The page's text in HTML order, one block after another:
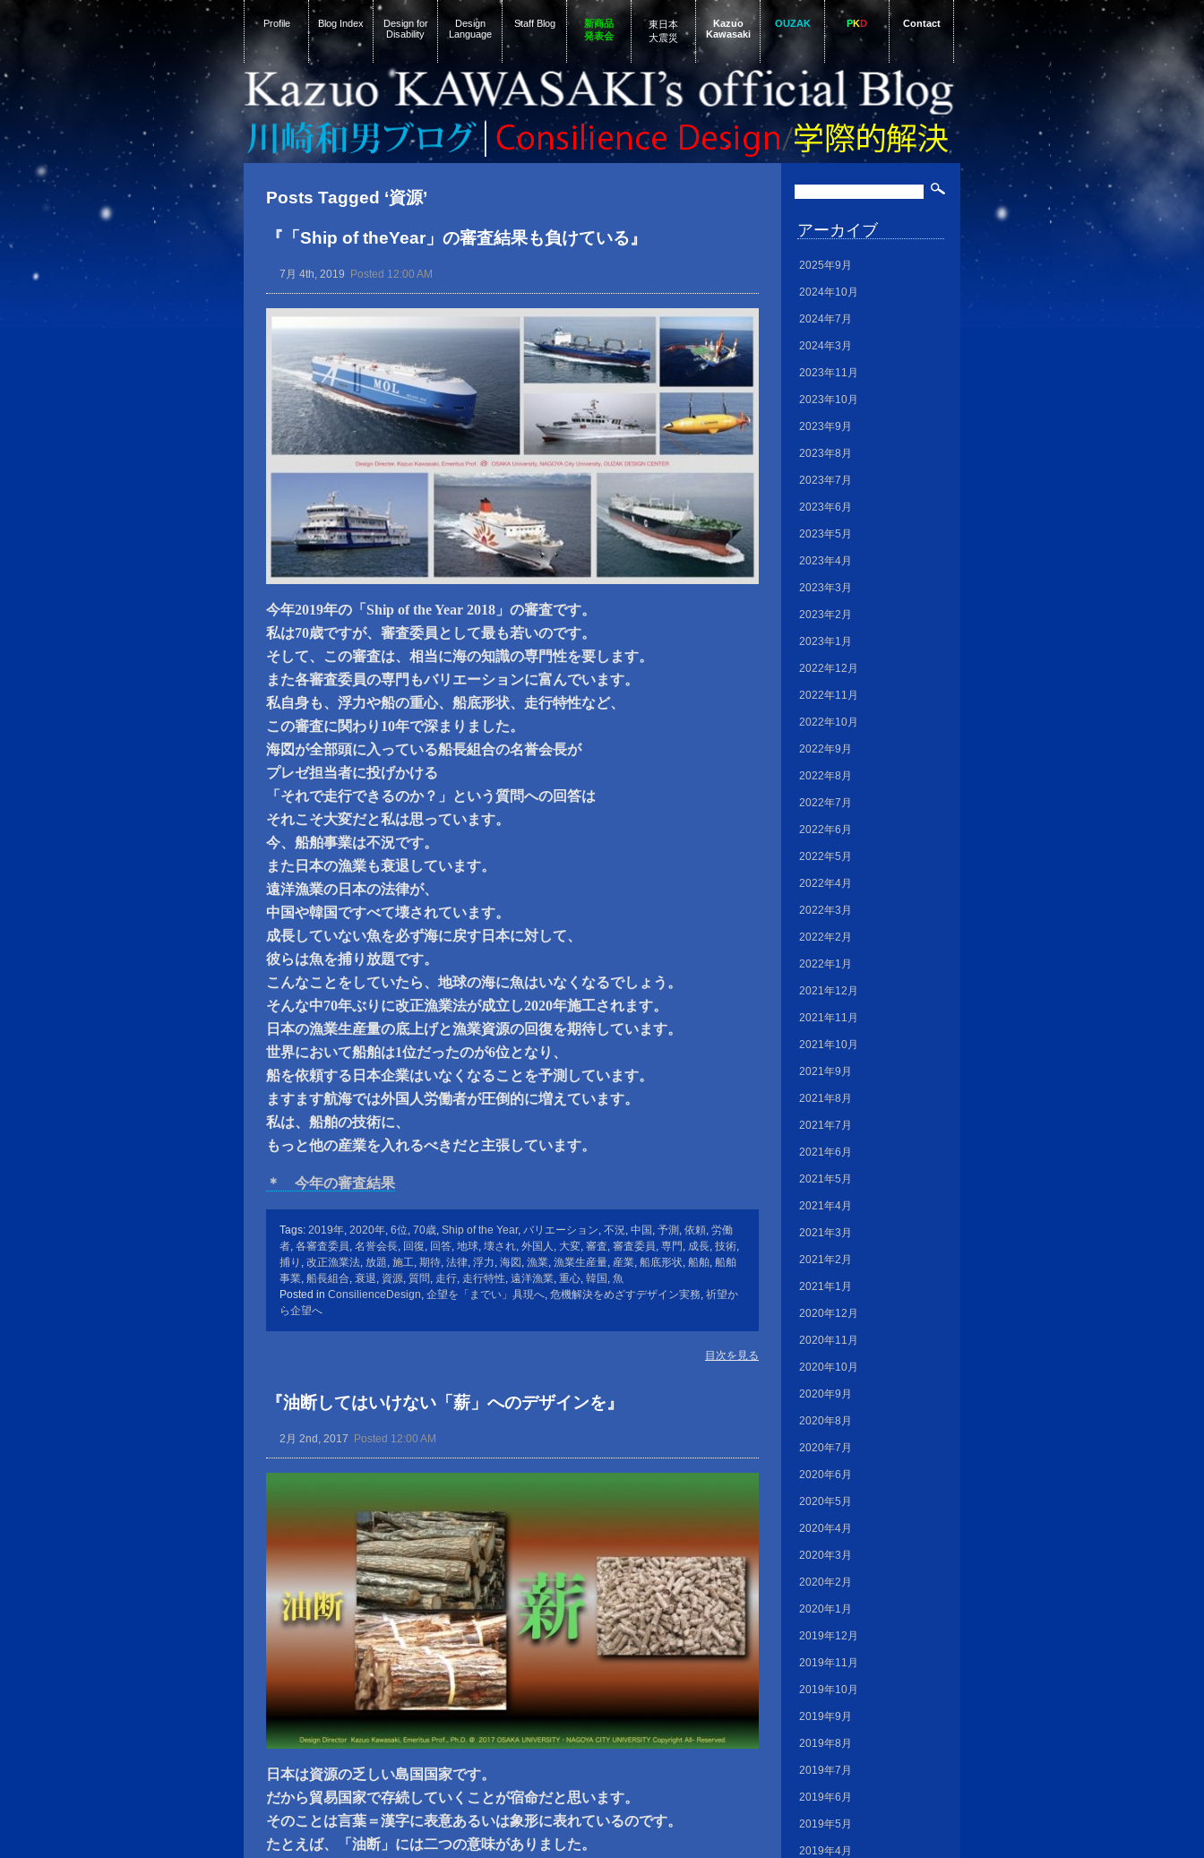
Profile Blog Index
Design for
Disability
Design
Language
Staff Blog
新商品
発表会
東日本
大震災
Kazuo
Kawasaki
OUZAK PKD Contact
Posts Tagged ‘資源’
『「Ship of theYear」の審査結果も負けている』
7月 4th, 2019 Posted 12:00 AM
今年2019年の「Ship of the Year 2018」の審査です。
私は70歳ですが、審査委員として最も若いのです。
そして、この審査は、相当に海の知識の専門性を要します。
また各審査委員の専門もバリエーションに富んでいます。
私自身も、浮力や船の重心、船底形状、走行特性など、
この審査に関わり10年で深まりました。
海図が全部頭に入っている船長組合の名誉会長が
プレゼ担当者に投げかける
「それで走行できるのか？」という質問への回答は
それこそ大変だと私は思っています。
今、船舶事業は不況です。
また日本の漁業も衰退しています。
遠洋漁業の日本の法律が、
中国や韓国ですべて壊されています。
成長していない魚を必ず海に戻す日本に対して、
彼らは魚を捕り放題です。
こんなことをしていたら、地球の海に魚はいなくなるでしょう。
そんな中70年ぶりに改正漁業法が成立し2020年施工されます。
日本の漁業生産量の底上げと漁業資源の回復を期待しています。
世界において船舶は1位だったのが6位となり、
船を依頼する日本企業はいなくなることを予測しています。
ますます航海では外国人労働者が圧倒的に増えています。
私は、船舶の技術に、
もっと他の産業を入れるべきだと主張しています。
＊ 今年の審査結果
Tags: 2019年, 2020年, 6位, 70歳, Ship of the Year, バリエーション, 不況, 中国 , 予測 , 依頼, 労働
者, 各審査委員, 名誉会長, 回復, 回答, 地球, 壊され, 外国人 , 大変, 審査, 審査委員, 専門 , 成長, 技術,
捕り , 改正漁業法, 放題, 施工, 期待, 法律, 浮力, 海図 , 漁業, 漁業生産量, 産業, 船底形状, 船舶, 船舶
事業, 船長組合, 衰退, 資源, 質問, 走行, 走行特性, 遠洋漁業, 重心, 韓国 , 魚
Posted in ConsilienceDesign, 企望を「までい」具現へ, 危機解決をめざすデザイン実務, 祈望か
ら企望へ
目次を見る
『油断してはいけない「薪」へのデザインを』
2月 2nd, 2017 Posted 12:00 AM
日本は資源の乏しい島国国家です。
だから貿易国家で存続していくことが宿命だと思います。
そのことは言葉＝漢字に表意あるいは象形に表れているのです。
たとえば、「油断」には二つの意味がありました。
アーカイブ
2025年9月
2024年10月
2024年7月
2024年3月
2023年11月
2023年10月
2023年9月
2023年8月
2023年7月
2023年6月
2023年5月
2023年4月
2023年3月
2023年2月
2023年1月
2022年12月
2022年11月
2022年10月
2022年9月
2022年8月
2022年7月
2022年6月
2022年5月
2022年4月
2022年3月
2022年2月
2022年1月
2021年12月
2021年11月
2021年10月
2021年9月
2021年8月
2021年7月
2021年6月
2021年5月
2021年4月
2021年3月
2021年2月
2021年1月
2020年12月
2020年11月
2020年10月
2020年9月
2020年8月
2020年7月
2020年6月
2020年5月
2020年4月
2020年3月
2020年2月
2020年1月
2019年12月
2019年11月
2019年10月
2019年9月
2019年8月
2019年7月
2019年6月
2019年5月
2019年4月